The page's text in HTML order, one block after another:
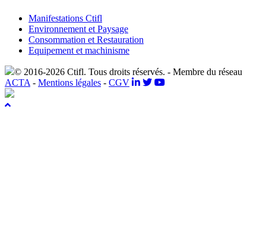
Manifestations Ctifl
Environnement et Paysage
Consommation et Restauration
Equipement et machinisme
© 2016-2026 Ctifl. Tous droits réservés. - Membre du réseau
ACTA - Mentions légales - CGV